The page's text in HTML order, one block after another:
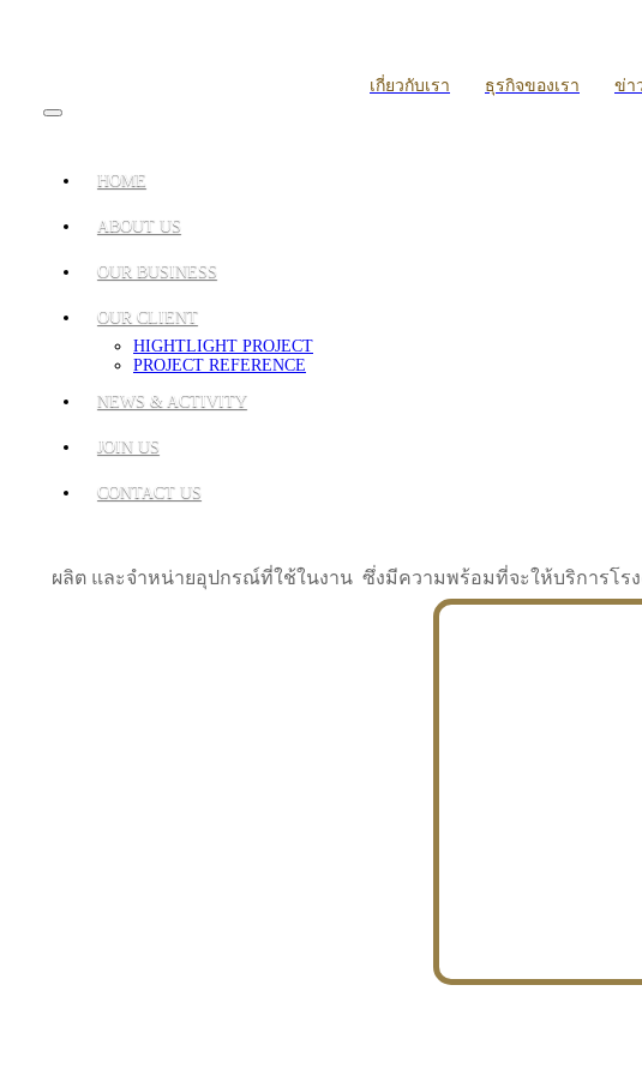
เกี่ยวกับเรา ธุรกิจของเรา ข่า
HOME
ABOUT US
OUR BUSINESS
OUR CLIENT
HIGHTLIGHT PROJECT
PROJECT REFERENCE
NEWS & ACTIVITY
JOIN US
CONTACT US
ผลิต และจำหน่ายอุปกรณ์ที่ใช้ในงาน ซึ่งมีความพร้อมที่จะให้บริการโร